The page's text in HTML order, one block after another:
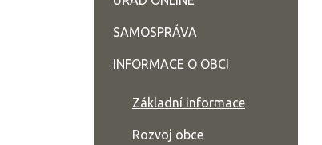
SAMOSPRÁVA
INFORMACE O OBCI
Základní informace
Rozvoj obce